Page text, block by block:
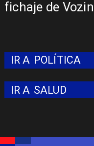
fichaje de
IR A POLÍTICA
IR A SALUD